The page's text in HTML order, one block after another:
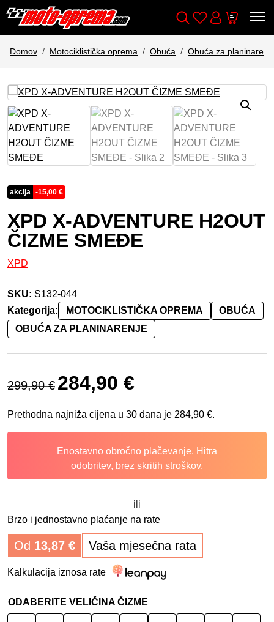
Wishlist
Cart
Domov Motociklistička oprema Obuća Obuća za
akcija -15,00 €
XPD X-ADVENTURE H2OUT
ČIZME SMEĐE
XPD
SKU: S132-044
Kategorija:
MOTOCIKLISTIČKA OPREMA
OBUĆA
OBUĆA ZA PLANINARENJE
299,90€
Izvorna cijena bila je: 299,90 €.
284,90 €
Prethodna najniža cijena u 30 dana je 284,90 €.
Enostavno obročno plačevanje. Hitra
odobritev, brez skritih stroškov.
ili
Brzo i jednostavno plaćanje na rate
Od 13,87 € Vaša mjesečna rata
Kalkulacija iznosa rate
ODABERITE VELIČINA ČIZME